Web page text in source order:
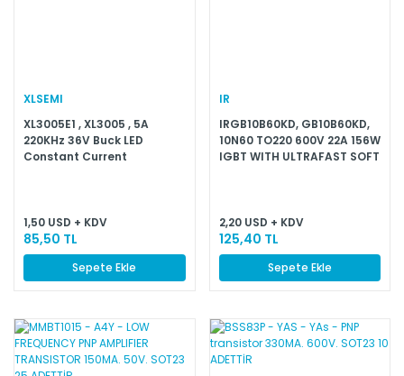
XLSEMI
XL3005E1 , XL3005 , 5A
220KHz 36V Buck LED
Constant Current
1,50 USD + KDV
85,50 TL
Sepete Ekle
IR
IRGB10B60KD, GB10B60KD,
10N60 TO220 600V 22A 156W
IGBT WITH ULTRAFAST SOFT
2,20 USD + KDV
125,40 TL
Sepete Ekle